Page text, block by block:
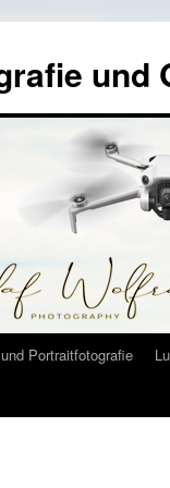
und
Portraitfotografie